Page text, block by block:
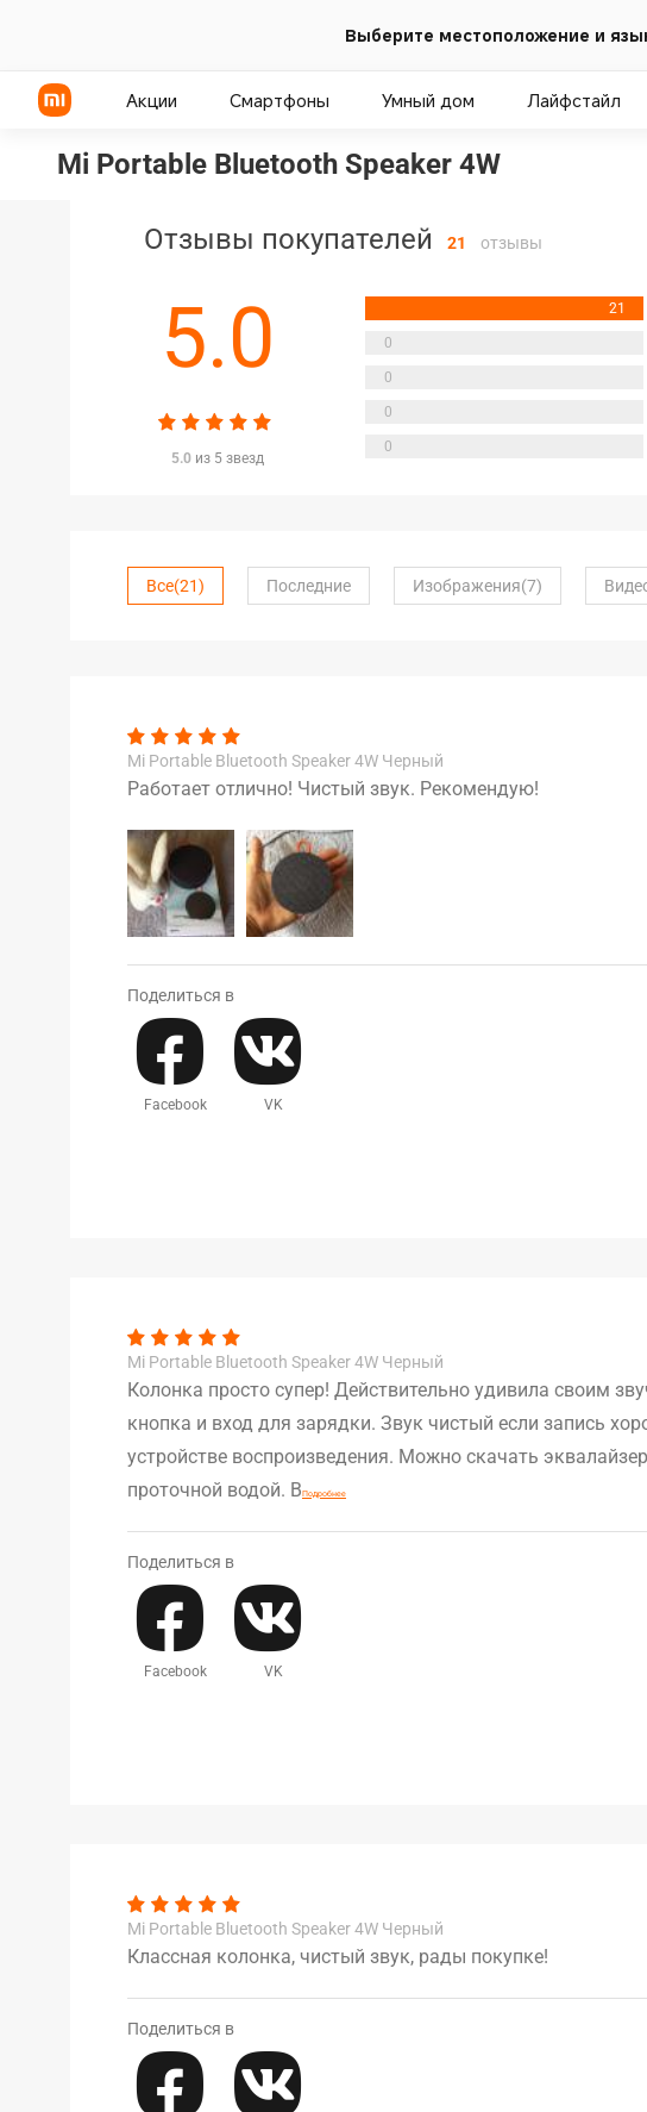
Выберите местоположение и
Акции Смартфоны Умный дом Лайфстайл
Mi Portable Bluetooth Speaker 4W
Отзывы покупателей 21 отзывы
5.0
5.0 из 5 звезд
21
0
0
0
0
Все(21) Последние Изображения(7)
Mi Portable Bluetooth Speaker 4W Черный
Работает отлично! Чистый звук. Рекомендую!
Поделиться в
Facebook VK
Mi Portable Bluetooth Speaker 4W Черный
Колонка просто супер! Действительно удивила своим
кнопка и вход для зарядки. Звук чистый если запись
устройстве воспроизведения. Можно скачать
проточной водой. ВПодробнее
Поделиться в
Facebook VK
Mi Portable Bluetooth Speaker 4W Черный
Классная колонка, чистый звук, рады покупке!
Поделиться в